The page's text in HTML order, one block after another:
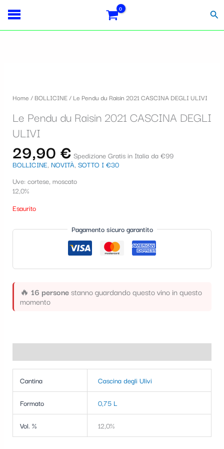
contenuto
Home / BOLLICINE/ Le Pendu du Raisin 2021 CASCINA DEGLI ULIVI
Le Pendu du Raisin 2021 CASCINA DEGLI
ULIVI
29,90 € Spedizione Gratis in Italia da €99
BOLLICINE, NOVITÀ, SOTTO I €30
Uve: cortese, moscato
12,0%
Esaurito
Pagamento sicuro garantito
🔥 16 personestanno guardando questo vino in questo
momento
Cantina Cascina degli Ulivi
Formato 0,75 L
Vol. % 12,0%
S
o
n
a
u
n
a
t
o
i
fiscale:
Carrello: